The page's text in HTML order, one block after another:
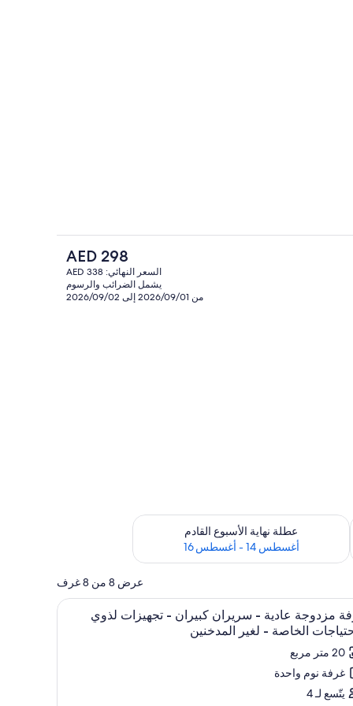
خزنة داخل الغرفة ومكتب ومساحة عمل
السعر
الحالي
هو
AED
AED 298
السعر النهائي: AED 338
يشمل الضرائب والرسوم
من 2026/09/01 إلى 2026/09/02
أغسطس 7 - أغسطس 9
عطلة نهاية الأسبوع القادم
أغسطس 14 - أغسطس 16
تحقق من مدى التوفر لعطلة نهاية الأسبوع القادم للفترة أغسطس 14 - أغسطس 16
عرض 8 من 8 غرف
المحمول وستائر تعتيم خزنة داخل الغرفة ومكتب ومساحة عمل للكمبيوتر
4 مزدوجة عادية - سريران كبيران - تجهيزات لذوي
الخاصة - لغير المدخنين
20 متر مربع
غرفة نوم واحدة
يتّسع لـ 4